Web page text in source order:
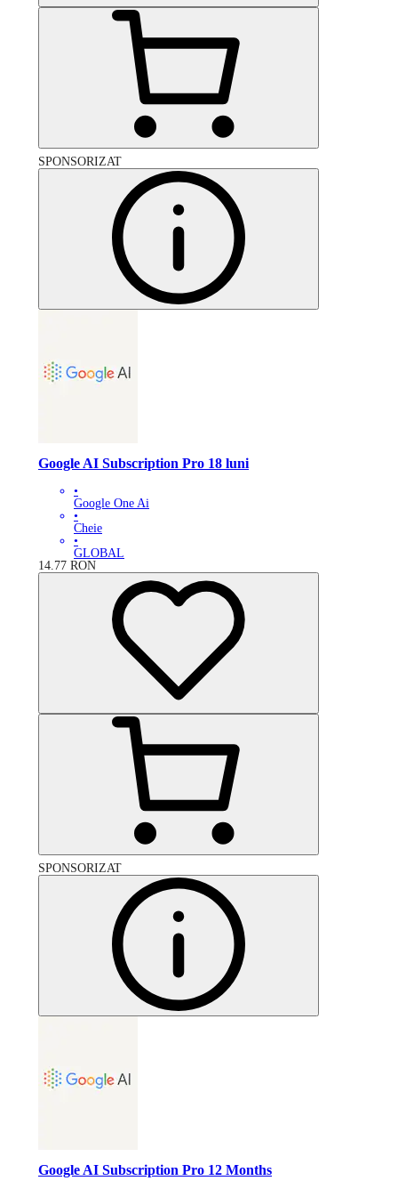
SPONSORIZAT
Google AI Subscription Pro 18 luni
•
Google One Ai
•
Cheie
•
GLOBAL
14.77 RON
SPONSORIZAT
Google AI Subscription Pro 12 Months